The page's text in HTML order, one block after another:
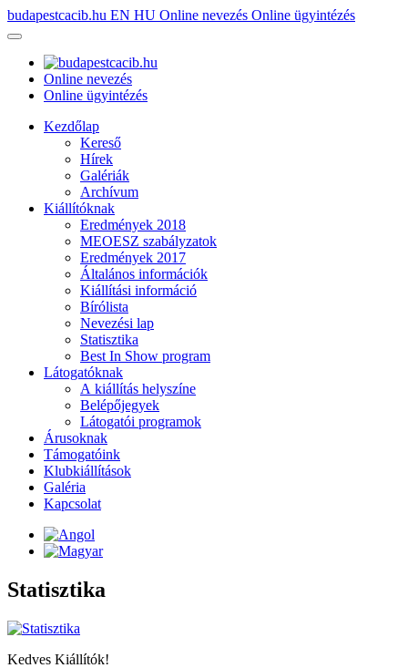
budapestcacib.hu EN HU Online nevezés Online ügyintézés
Online nevezés
Online ügyintézés
Kezdőlap
Kereső
Hírek
Galériák
Archívum
Kiállítóknak
Eredmények 2018
MEOESZ szabályzatok
Eredmények 2017
Általános információk
Kiállítási információ
Bírólista
Nevezési lap
Statisztika
Best In Show program
Látogatóknak
A kiállítás helyszíne
Belépőjegyek
Látogatói programok
Árusoknak
Támogatóink
Klubkiállítások
Galéria
Kapcsolat
Statisztika
Kedves Kiállítók!